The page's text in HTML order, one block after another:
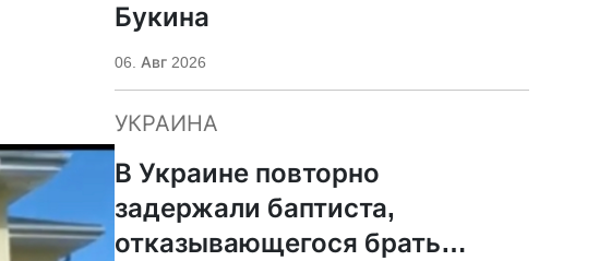
Букина
06. Авг 2026
УКРАИНА
В Украине повторно
задержали баптиста,
отказывающегося брать